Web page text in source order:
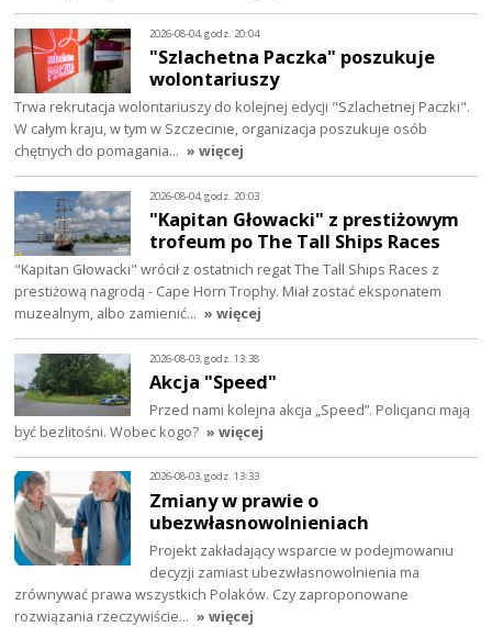
2026-08-04, godz. 20:04
"Szlachetna Paczka" poszukuje
wolontariuszy
Trwa rekrutacja wolontariuszy do kolejnej edycji "Szlachetnej Paczki".
W całym kraju, w tym w Szczecinie, organizacja poszukuje osób
chętnych do pomagania… » więcej
2026-08-04, godz. 20:03
"Kapitan Głowacki" z prestiżowym
trofeum po The Tall Ships Races
"Kapitan Głowacki" wrócił z ostatnich regat The Tall Ships Races z
prestiżową nagrodą - Cape Horn Trophy. Miał zostać eksponatem
muzealnym, albo zamienić… » więcej
2026-08-03, godz. 13:38
Akcja "Speed"
Przed nami kolejna akcja „Speed”. Policjanci mają
być bezlitośni. Wobec kogo? » więcej
2026-08-03, godz. 13:33
Zmiany w prawie o
ubezwłasnowolnieniach
Projekt zakładający wsparcie w podejmowaniu
decyzji zamiast ubezwłasnowolnienia ma
zrównywać prawa wszystkich Polaków. Czy zaproponowane
rozwiązania rzeczywiście… » więcej